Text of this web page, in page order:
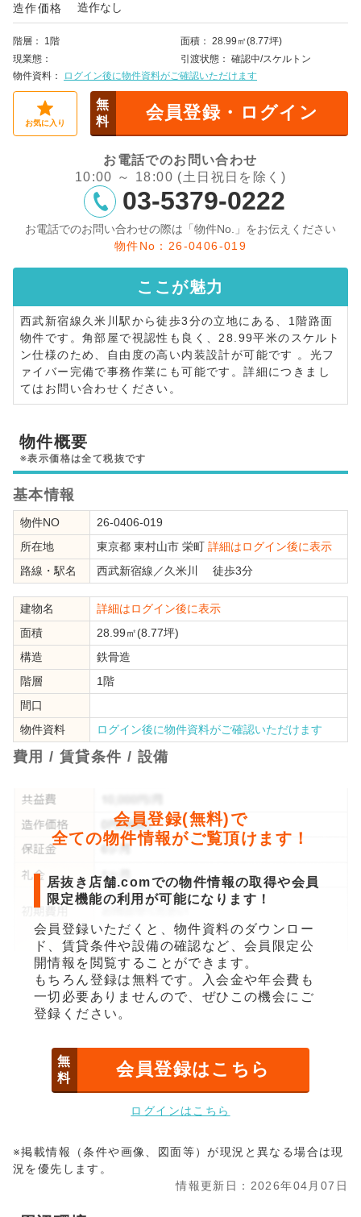
造作価格 造作なし
階層 1階 面積
28.99㎡(8.77坪)
現業態
引渡状態
確認中/スケルトン
物件資料
ログイン後に物件資料がご確認いただけます
お気に入り
無
料
会員登録・ログイン
お電話でのお問い合わせ
10:00 ～ 18:00 (土日祝日を除く)
03-5379-0222
お電話でのお問い合わせの際は「物件No.」をお伝えください
物件No：26-0406-019
ここが魅力
西武新宿線久米川駅から徒歩3分の立地にある、1階路面
物件です。角部屋で視認性も良く、28.99平米のスケルト
ン仕様のため、自由度の高い内装設計が可能です 。光フ
ァイバー完備で事務作業にも可能です。詳細につきまし
てはお問い合わせください。
物件概要
※表示価格は全て税抜です
基本情報
物件NO
26-0406-019
所在地
東京都 東村山市 栄町 詳細はログイン後に表示
路線・駅名
西武新宿線 ／久米川 徒歩3分
建物名
詳細はログイン後に表示
面積
28.99㎡(8.77坪)
構造
鉄骨造
階層
1階
間口
物件資料
ログイン後に物件資料がご確認いただけます
費用 / 賃貸条件 / 設備
会員登録(無料)で
全ての物件情報がご覧頂けます！
居抜き店舗.comでの物件情報の取得や会員
限定機能の利用が可能になります！
会員登録いただくと、物件資料のダウンロー
ド、賃貸条件や設備の確認など、会員限定公
開情報を閲覧することができます。
もちろん登録は無料です。入会金や年会費も
一切必要ありませんので、ぜひこの機会にご
登録ください。
無
料
会員登録はこちら
ログインはこちら
※掲載情報（条件や画像、図面等）が現況と異なる場合は現
況を優先します。
情報更新日：2026年04月07日